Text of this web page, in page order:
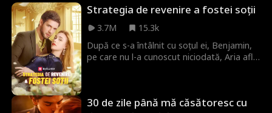
Strategia de revenire a fostei soții
3.7M
15.3k
După ce s-a întâlnit cu soțul ei, Benjamin,
pe care nu l-a cunoscut niciodată, Aria află
casă a lui Benjamin. Aria își ascunde
30 de zile până mă căsătoresc cu